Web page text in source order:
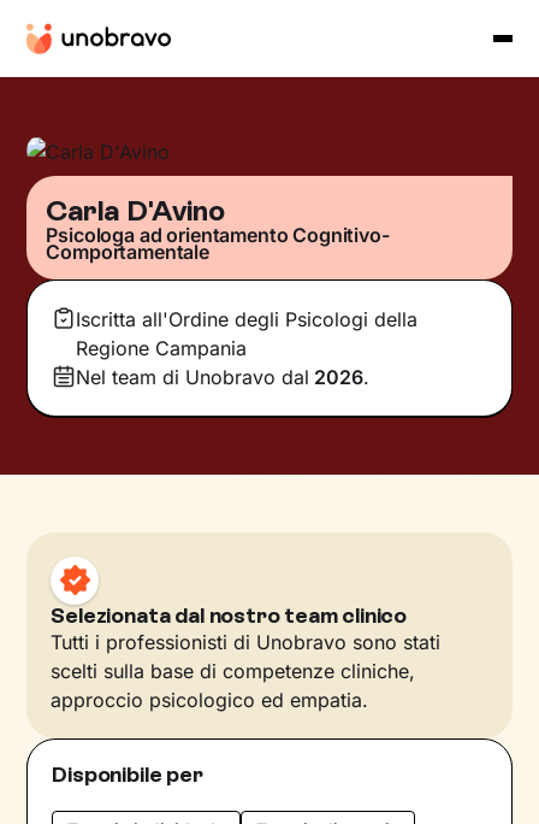
Carla D'Avino
Psicologa ad orientamento Cognitivo-
Comportamentale
Iscritta all'Ordine degli Psicologi della
Regione Campania
Nel team di Unobravo dal 2026.
Selezionata dal nostro team clinico
Tutti i professionisti di Unobravo sono stati
scelti sulla base di competenze cliniche,
approccio psicologico ed empatia.
Disponibile per